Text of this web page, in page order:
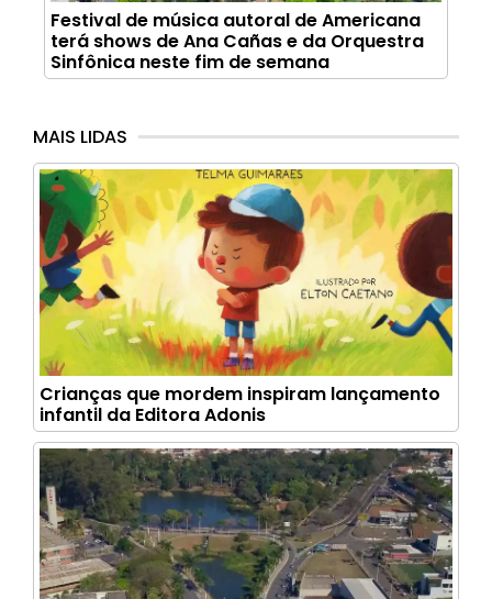
Festival de música autoral de Americana
terá shows de Ana Cañas e da Orquestra
Sinfônica neste fim de semana
MAIS LIDAS
Crianças que mordem inspiram lançamento
infantil da Editora Adonis